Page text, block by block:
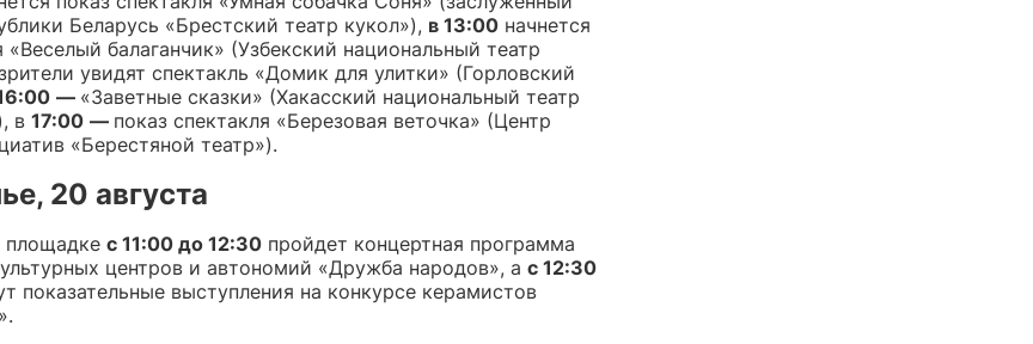
Беларусь «Брестский театр кукол»), в 13:00 начнется
«Веселый балаганчик» (Узбекский национальный театр
увидят спектакль «Домик для улитки» (Горловский
— «Заветные сказки» (Хакасский национальный театр
в 17:00 — показ спектакля «Березовая веточка» (Центр
«Берестяной театр»).
20 августа
площадке с 11:00 до 12:30 пройдет концертная программа
центров и автономий «Дружба народов», а с 12:30
показательные выступления на конкурсе керамистов